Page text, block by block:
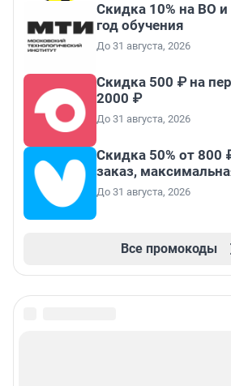
Скидка 10% на ВО
год обучения
До 31 августа, 2026
Скидка 500 ₽ на
2000 ₽
До 31 августа, 2026
Скидка 50% от 800
заказ,
До 31 августа, 2026
Все промокоды